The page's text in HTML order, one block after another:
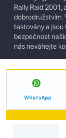
Rally Raid
dobrodružstvím.
testovány a jsou
bezpečnost
nás neváhejte
WhatsApp